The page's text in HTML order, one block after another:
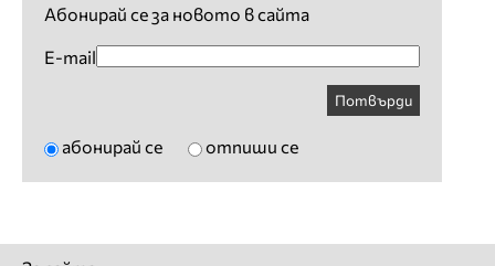
Абонирай се за новото в сайта
E-mail
Потвърди
абонирай се отпиши се